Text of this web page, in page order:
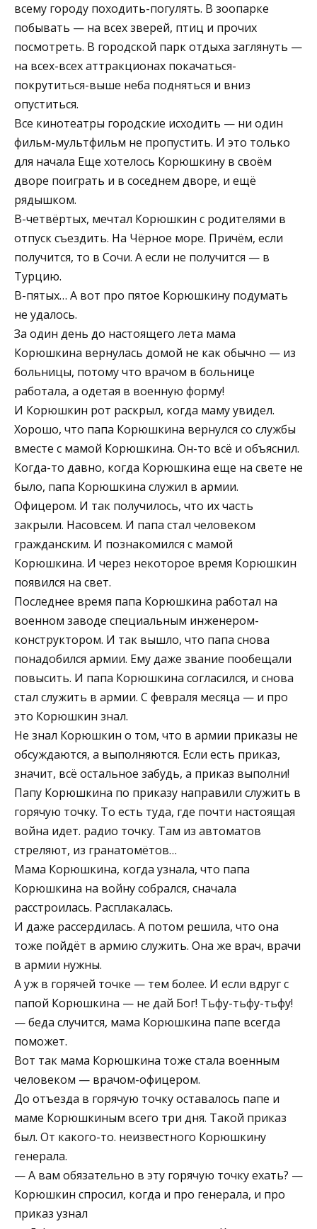
всему городу походить-погулять. В зоопарке
побывать — на всех зверей, птиц и прочих
посмотреть. В городской парк отдыха заглянуть —
на всех-всех аттракционах покачаться-
покрутиться-выше неба подняться и вниз
опуститься.
Все кинотеатры городские исходить — ни один
фильм-мультфильм не пропустить. И это только
для начала Еще хотелось Корюшкину в своём
дворе поиграть и в соседнем дворе, и ещё
рядышком.
В-четвёртых, мечтал Корюшкин с родителями в
отпуск съездить. На Чёрное море. Причём, если
получится, то в Сочи. А если не получится — в
Турцию.
В-пятых… А вот про пятое Корюшкину подумать
не удалось.
За один день до настоящего лета мама
Корюшкина вернулась домой не как обычно — из
больницы, потому что врачом в больнице
работала, а одетая в военную форму!
И Корюшкин рот раскрыл, когда маму увидел.
Хорошо, что папа Корюшкина вернулся со службы
вместе с мамой Корюшкина. Он-то всё и объяснил.
Когда-то давно, когда Корюшкина еще на свете не
было, папа Корюшкина служил в армии.
Офицером. И так получилось, что их часть
закрыли. Насовсем. И папа стал человеком
гражданским. И познакомился с мамой
Корюшкина. И через некоторое время Корюшкин
появился на свет.
Последнее время папа Корюшкина работал на
военном заводе специальным инженером-
конструктором. И так вышло, что папа снова
понадобился армии. Ему даже звание пообещали
повысить. И папа Корюшкина согласился, и снова
стал служить в армии. С февраля месяца — и про
это Корюшкин знал.
Не знал Корюшкин о том, что в армии приказы не
обсуждаются, а выполняются. Если есть приказ,
значит, всё остальное забудь, а приказ выполни!
Папу Корюшкина по приказу направили служить в
горячую точку. То есть туда, где почти настоящая
война идет. радио точку. Там из автоматов
стреляют, из гранатомётов…
Мама Корюшкина, когда узнала, что папа
Корюшкина на войну собрался, сначала
расстроилась. Расплакалась.
И даже рассердилась. А потом решила, что она
тоже пойдёт в армию служить. Она же врач, врачи
в армии нужны.
А уж в горячей точке — тем более. И если вдруг с
папой Корюшкина — не дай Бог! Тьфу-тьфу-тьфу!
— беда случится, мама Корюшкина папе всегда
поможет.
Вот так мама Корюшкина тоже стала военным
человеком — врачом-офицером.
До отъезда в горячую точку оставалось папе и
маме Корюшкиным всего три дня. Такой приказ
был. От какого-то. неизвестного Корюшкину
генерала.
— А вам обязательно в эту горячую точку ехать? —
Koрюшкин спросил, когда и про генерала, и про
приказ узнал